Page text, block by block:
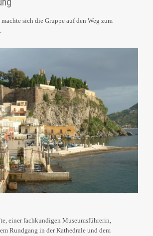
sich die Gruppe auf den Weg zum
einer fachkundigen Museumsführerin,
Rundgang in der Kathedrale und dem